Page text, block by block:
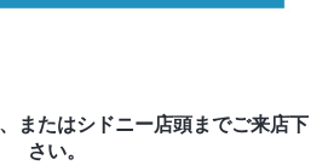
またはシドニー店頭までご来店下
さい。